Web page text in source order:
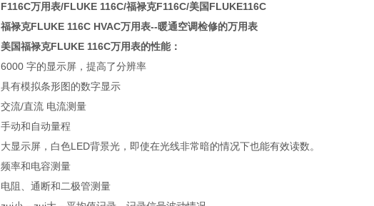
F116C万用表/FLUKE 116C/福禄克F116C/美国FLUKE116C
福禄克FLUKE 116C HVAC万用表--暖通空调检修的万用表
美国福禄克FLUKE 116C万用表的性能：
6000 字的显示屏，提高了分辨率
具有模拟条形图的数字显示
交流/直流 电流测量
手动和自动量程
大显示屏，白色LED背景光，即使在光线非常暗的情况下也能有效读数。
频率和电容测量
电阻、通断和二极管测量